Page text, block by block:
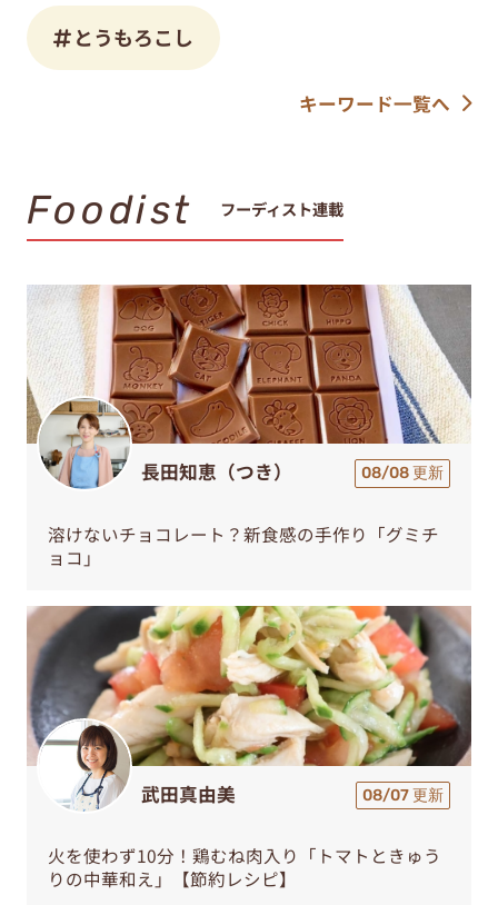
とうもろこし
キーワード一覧へ
Foodist フーディスト連載
長田知恵（つき） 08/08 更新
溶けないチョコレート？新食感の手作り「グミチ
ョコ」
武田真由美 08/07 更新
火を使わず10分！鶏むね肉入り「トマトときゅう
りの中華和え」【節約レシピ】